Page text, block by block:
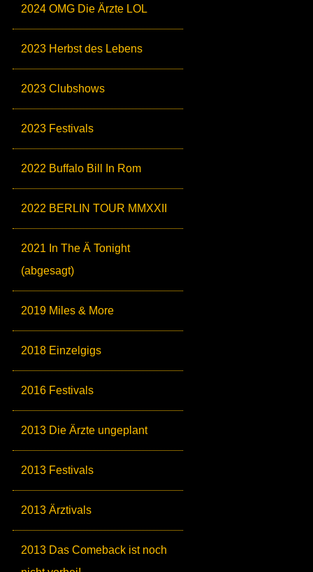
2024 OMG Die Ärzte LOL
2023 Herbst des Lebens
2023 Clubshows
2023 Festivals
2022 Buffalo Bill In Rom
2022 BERLIN TOUR MMXXII
2021 In The Ä Tonight
(abgesagt)
2019 Miles & More
2018 Einzelgigs
2016 Festivals
2013 Die Ärzte ungeplant
2013 Festivals
2013 Ärztivals
2013 Das Comeback ist noch